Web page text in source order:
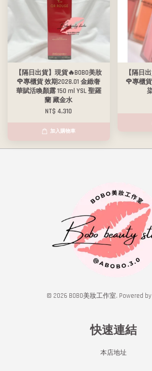
【隔日出貨】現貨🔥BOBO美妝
🌹專櫃貨 效期2028.01 金緻奢
華賦活喚顏露 150 ml YSL 聖羅
蘭 藏金水
NT$ 4,310
加入購物車
【隔日
🌹專櫃
© 2026 BOBO美妝工作室. Powered by
快速連結
本店地址